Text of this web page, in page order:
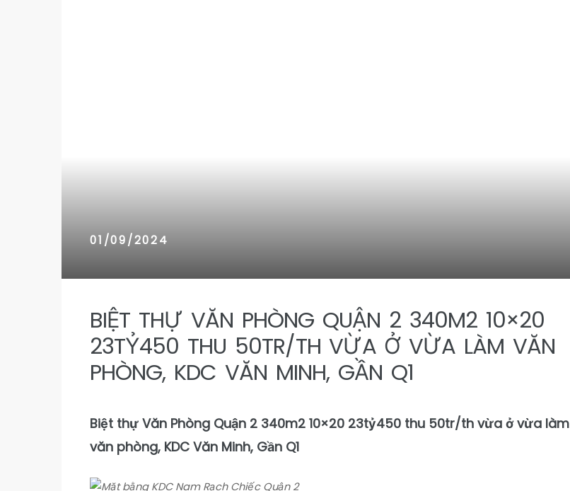
01/09/2024
BIỆT THỰ VĂN PHÒNG QUẬN 2 340M2 10×20
23TỶ450 THU 50TR/TH VỪA Ở VỪA LÀM VĂN
PHÒNG, KDC VĂN MINH, GẦN Q1
Biệt thự Văn Phòng Quận 2 340m2 10×20 23tỷ450 thu 50tr/th vừa ở vừa làm
văn phòng, KDC Văn Minh, Gần Q1